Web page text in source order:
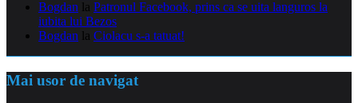
Bogdan la Patronul Facebook, prins ca se uita languros la
iubita lui Bezos
Bogdan la Ciolacu s-a tatuat!
Mai usor de navigat